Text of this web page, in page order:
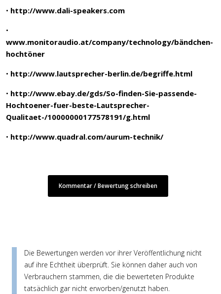
• http://www.dali-speakers.com
•
www.monitoraudio.at/company/technology/bändchen-
hochtöner
• http://www.lautsprecher-berlin.de/begriffe.html
• http://www.ebay.de/gds/So-finden-Sie-passende-
Hochtoener-fuer-beste-Lautsprecher-
Qualitaet-/10000000177578191/g.html
• http://www.quadral.com/aurum-technik/
Kommentar / Bewertung schreiben
Die Bewertungen werden vor ihrer Veröffentlichung nicht
auf ihre Echtheit überprüft. Sie können daher auch von
Verbrauchern stammen, die die bewerteten Produkte
tatsächlich gar nicht erworben/genutzt haben.